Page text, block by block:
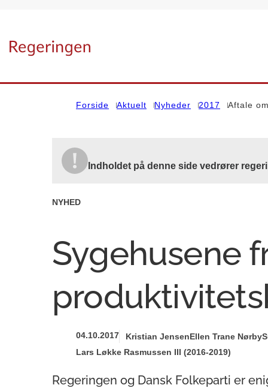
Forside Aktuelt Nyheder 2017 Aftale
Indholdet på denne side vedrører
NYHED
Sygehusene
04.10.2017 Kristian JensenEllen Trane Nørby
Lars Løkke Rasmussen III (2016-2019)
Regeringen og Dansk Folkeparti er